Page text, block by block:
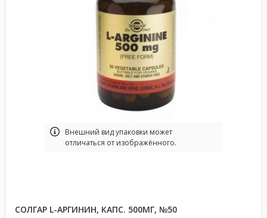
Bнешний вид упаковки может
отличаться от изображённого.
СОЛГАР L-АРГИНИН, КАПС. 500МГ, №50